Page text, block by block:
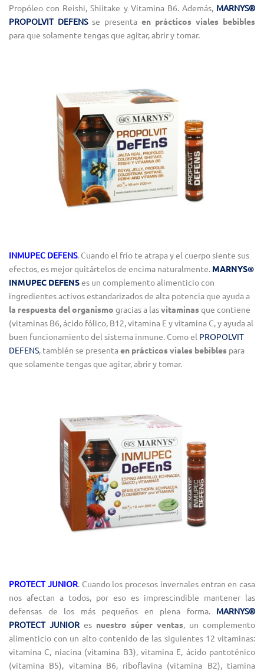
Propóleo con Reishi, Shiitake y Vitamina B6. Además, MARNYS®
PROPOLVIT DEFENS se presenta en prácticos viales bebibles
para que solamente tengas que agitar, abrir y tomar.
INMUPEC DEFENS. Cuando el frío te atrapa y el cuerpo siente sus
efectos, es mejor quitártelos de encima naturalmente. MARNYS®
INMUPEC DEFENSes un complemento alimenticio con
ingredientes activos estandarizados de alta potencia que ayuda a
la respuesta del organismo gracias a lasvitaminas que contiene
(vitaminas B6, ácido fólico, B12, vitamina E y vitamina C, y ayuda al
buen funcionamiento del sistema inmune. Como el PROPOLVIT
DEFENS, también se presentaen prácticos viales bebibles para
que solamente tengas que agitar, abrir y tomar.
PROTECT JUNIOR. Cuando los procesos invernales entran en casa
nos afectan a todos, por eso es imprescindible mantener las
defensas de los más pequeños en plena forma. MARNYS®
PROTECT JUNIOR es nuestro súper ventas, un complemento
alimenticio con un alto contenido de las siguientes 12 vitaminas:
vitamina C, niacina (vitamina B3), vitamina E, ácido pantoténico
(vitamina B5), vitamina B6, riboflavina (vitamina B2), tiamina